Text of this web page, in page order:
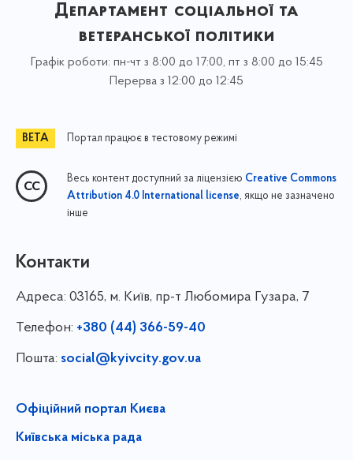
Департамент соціальної та
ветеранської політики
Графік роботи: пн-чт з 8:00 до 17:00, пт з 8:00 до 15:45
Перерва з 12:00 до 12:45
Портал працює в тестовому режимі
Весь контент доступний за ліцензією Creative Commons
Attribution 4.0 International license, якщо не зазначено
інше
Контакти
Адреса: 03165, м. Київ, пр-т Любомира Гузара, 7
Телефон: +380 (44) 366-59-40
Пошта: social@kyivcity.gov.ua
Офіційний портал Києва
Київська міська рада